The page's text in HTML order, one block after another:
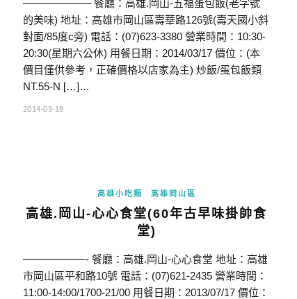
——————– 餐廳：高雄.岡山-五福蛋包飯(老字號
的美味) 地址：高雄市岡山區壽華路126號(壽天國小斜
對面/85度c旁) 電話：(07)623-3380 營業時間：10:30-
20:30(星期六公休) 用餐日期：2014/03/17 價位：(本
價目僅供參考，正確價格以店家為主) 炒飯/蛋包飯類
NT.55-N […]…
2014-03-18
高雄小吃類 高雄岡山區
高雄.岡山-心心食堂(60年古早味掛帥食
堂)
——————- 餐廳：高雄.岡山-心心食堂 地址：高雄
市岡山區平和路10號 電話：(07)621-2435 營業時間：
11:00-14:00/1700-21/00 用餐日期：2013/07/17 價位：